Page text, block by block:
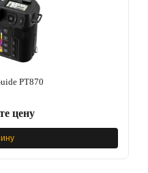
PT870
цену